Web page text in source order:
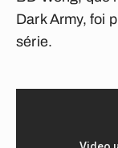
Dark Army, foi
série.